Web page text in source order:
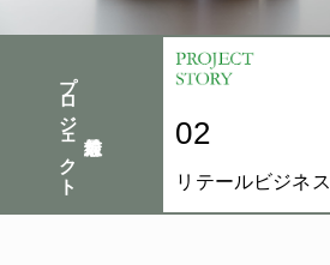
プロジェクト 02
リテールビジネス